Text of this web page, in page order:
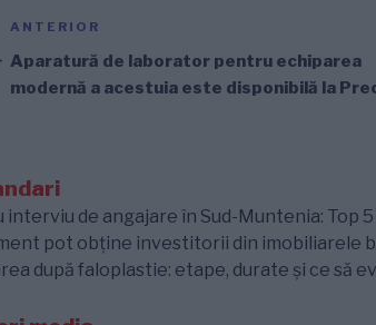
Navigare
în
articole
Articolul
anterior
ANTERIOR
Aparatură de laborator pentru echiparea
modernă a acestuia este disponibilă la
interviu de angajare în Sud-Muntenia: Top
pot obține investitorii din imobiliarele
după faloplastie: etape, durate și ce să